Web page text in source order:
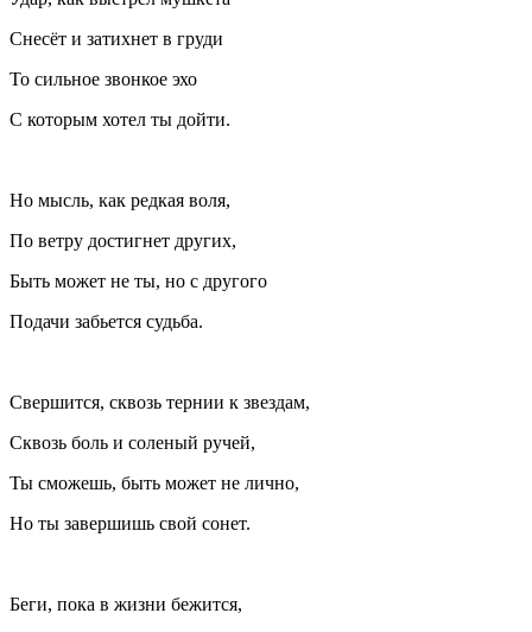
Снесёт и затихнет в груди
То сильное звонкое эхо
С которым хотел ты дойти.
Но мысль, как редкая воля,
По ветру достигнет других,
Быть может не ты, но с другого
Подачи забьется судьба.
Свершится, сквозь тернии к звездам,
Сквозь боль и соленый ручей,
Ты сможешь, быть может не лично,
Но ты завершишь свой сонет.
Беги, пока в жизни бежится,